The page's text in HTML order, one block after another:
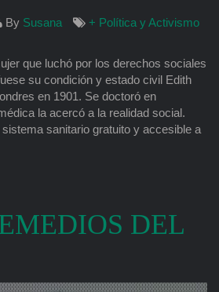
By Susana
+ Política y Activismo
que luchó por los derechos sociales
su condición y estado civil Edith
en 1901. Se doctoró en
la acercó a la realidad social.
sanitario gratuito y accesible a
DEL